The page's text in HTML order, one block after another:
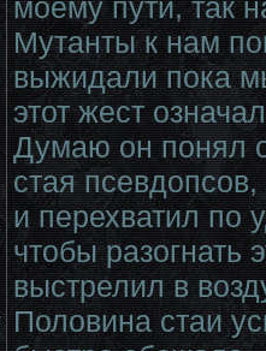
моему пути, так
Мутанты к нам
выжидали пока
этот жест
Думаю он понял
стая
и перехватил по
чтобы разогнать
выстрелил в
Половина стаи